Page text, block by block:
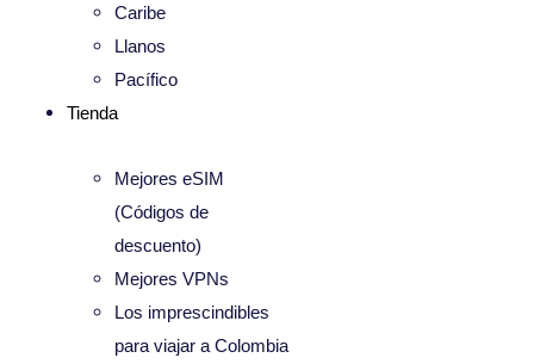
Caribe
Llanos
Pacífico
Tienda
Mejores eSIM
(Códigos de
descuento)
Mejores VPNs
Los imprescindibles
para viajar a Colombia